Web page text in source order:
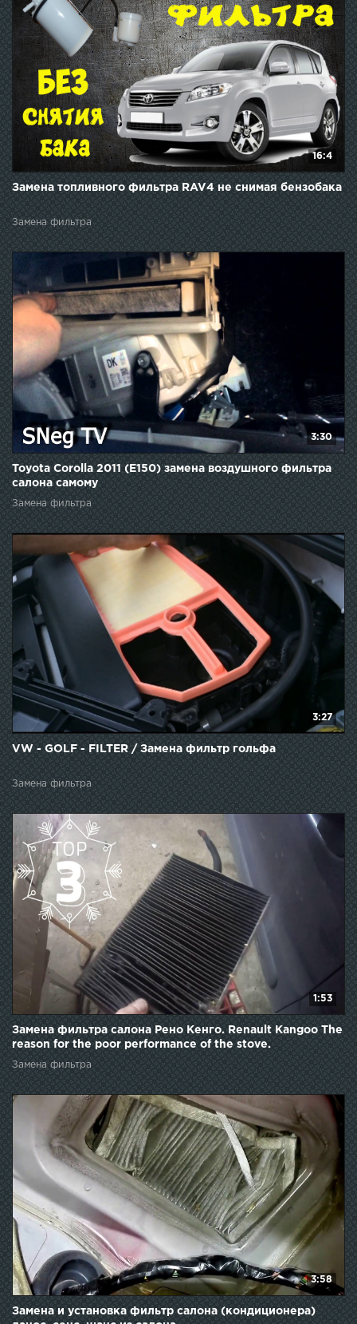
16:4
Замена топливного фильтра RAV4 не снимая бензобака
Замена фильтра
3:30
Toyota Corolla 2011 (E150) замена воздушного фильтра
салона самому
Замена фильтра
3:27
VW - GOLF - FILTER / Замена фильтр гольфа
Замена фильтра
1:53
Замена фильтра салона Рено Кенго. Renault Kangoo The
reason for the poor performance of the stove.
Замена фильтра
3:58
Замена и установка фильтр салона (кондиционера)